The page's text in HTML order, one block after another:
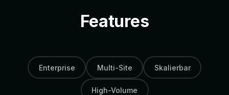
Features
Enterprise Multi-Site Skalierbar
High-Volume